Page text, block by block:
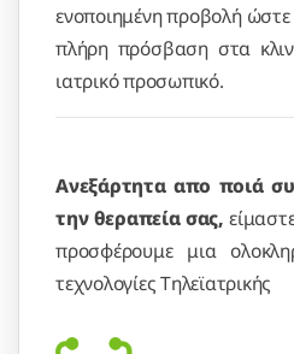
ενοποιημένη προβολή ώστε
πλήρη πρόσβαση στα
ιατρικό προσωπικό.
Ανεξάρτητα απο ποιά
την θεραπεία σας,
προσφέρουμε μια
τεχνολογίες Τηλεϊατρικής